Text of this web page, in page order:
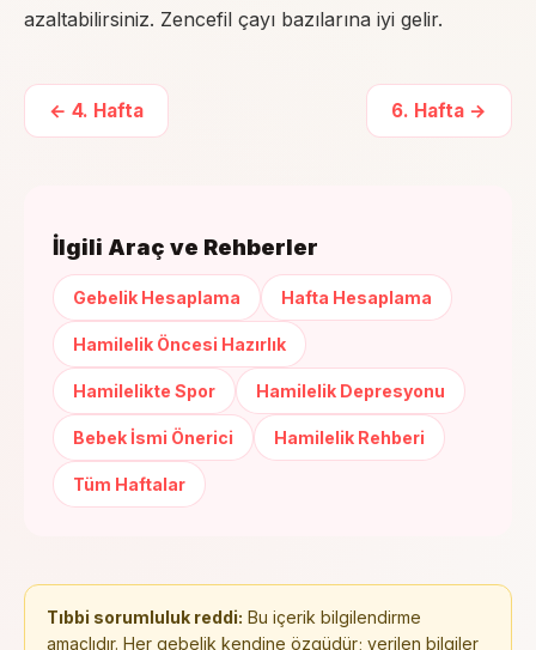
azaltabilirsiniz. Zencefil çayı bazılarına iyi gelir.
← 4. Hafta 6. Hafta →
İlgili Araç ve Rehberler
Gebelik Hesaplama Hafta Hesaplama
Hamilelik Öncesi Hazırlık
Hamilelikte Spor Hamilelik Depresyonu
Bebek İsmi Önerici Hamilelik Rehberi
Tüm Haftalar
Tıbbi sorumluluk reddi: Bu içerik bilgilendirme
amaçlıdır. Her gebelik kendine özgüdür; verilen bilgiler